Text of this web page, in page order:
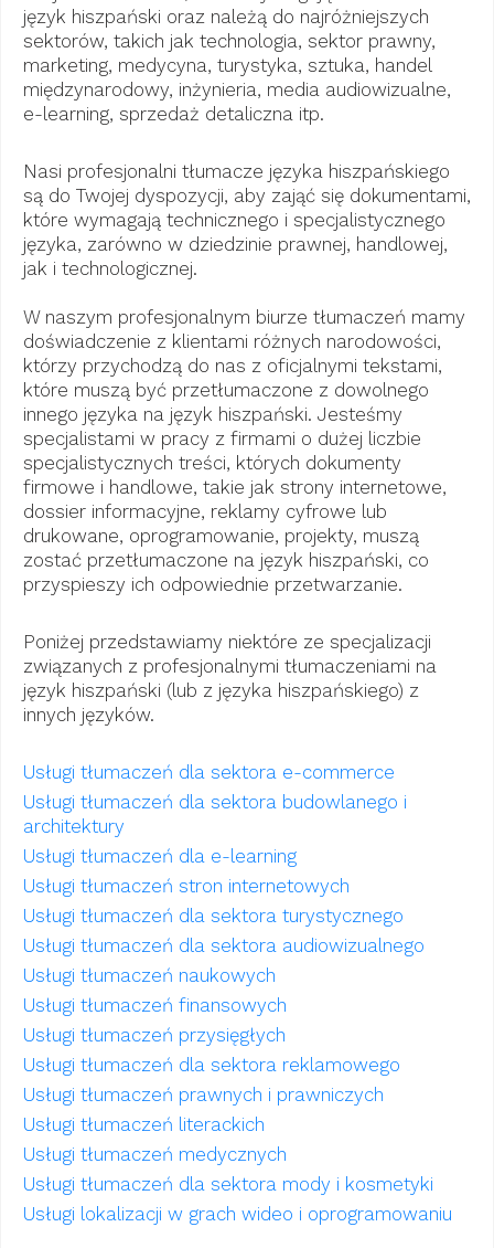
język hiszpański oraz należą do najróżniejszych
sektorów, takich jak technologia, sektor prawny,
marketing, medycyna, turystyka, sztuka, handel
międzynarodowy, inżynieria, media audiowizualne,
e-learning, sprzedaż detaliczna itp.
Nasi profesjonalni tłumacze języka hiszpańskiego
są do Twojej dyspozycji, aby zająć się dokumentami,
które wymagają technicznego i specjalistycznego
języka, zarówno w dziedzinie prawnej, handlowej,
jak i technologicznej.
W naszym profesjonalnym biurze tłumaczeń mamy
doświadczenie z klientami różnych narodowości,
którzy przychodzą do nas z oficjalnymi tekstami,
które muszą być przetłumaczone z dowolnego
innego języka na język hiszpański. Jesteśmy
specjalistami w pracy z firmami o dużej liczbie
specjalistycznych treści, których dokumenty
firmowe i handlowe, takie jak strony internetowe,
dossier informacyjne, reklamy cyfrowe lub
drukowane, oprogramowanie, projekty, muszą
zostać przetłumaczone na język hiszpański, co
przyspieszy ich odpowiednie przetwarzanie.
Poniżej przedstawiamy niektóre ze specjalizacji
związanych z profesjonalnymi tłumaczeniami na
język hiszpański (lub z języka hiszpańskiego) z
innych języków.
Usługi tłumaczeń dla sektora e-commerce
Usługi tłumaczeń dla sektora budowlanego i
architektury
Usługi tłumaczeń dla e-learning
Usługi tłumaczeń stron internetowych
Usługi tłumaczeń dla sektora turystycznego
Usługi tłumaczeń dla sektora audiowizualnego
Usługi tłumaczeń naukowych
Usługi tłumaczeń finansowych
Usługi tłumaczeń przysięgłych
Usługi tłumaczeń dla sektora reklamowego
Usługi tłumaczeń prawnych i prawniczych
Usługi tłumaczeń literackich
Usługi tłumaczeń medycznych
Usługi tłumaczeń dla sektora mody i kosmetyki
Usługi lokalizacji w grach wideo i oprogramowaniu